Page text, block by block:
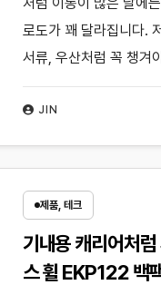
JIN
로도가 꽤 달라집니다.
서류, 우산처럼 꼭 챙겨
제품, 테크
기내용 캐리어처
스 휠 EKP122 백